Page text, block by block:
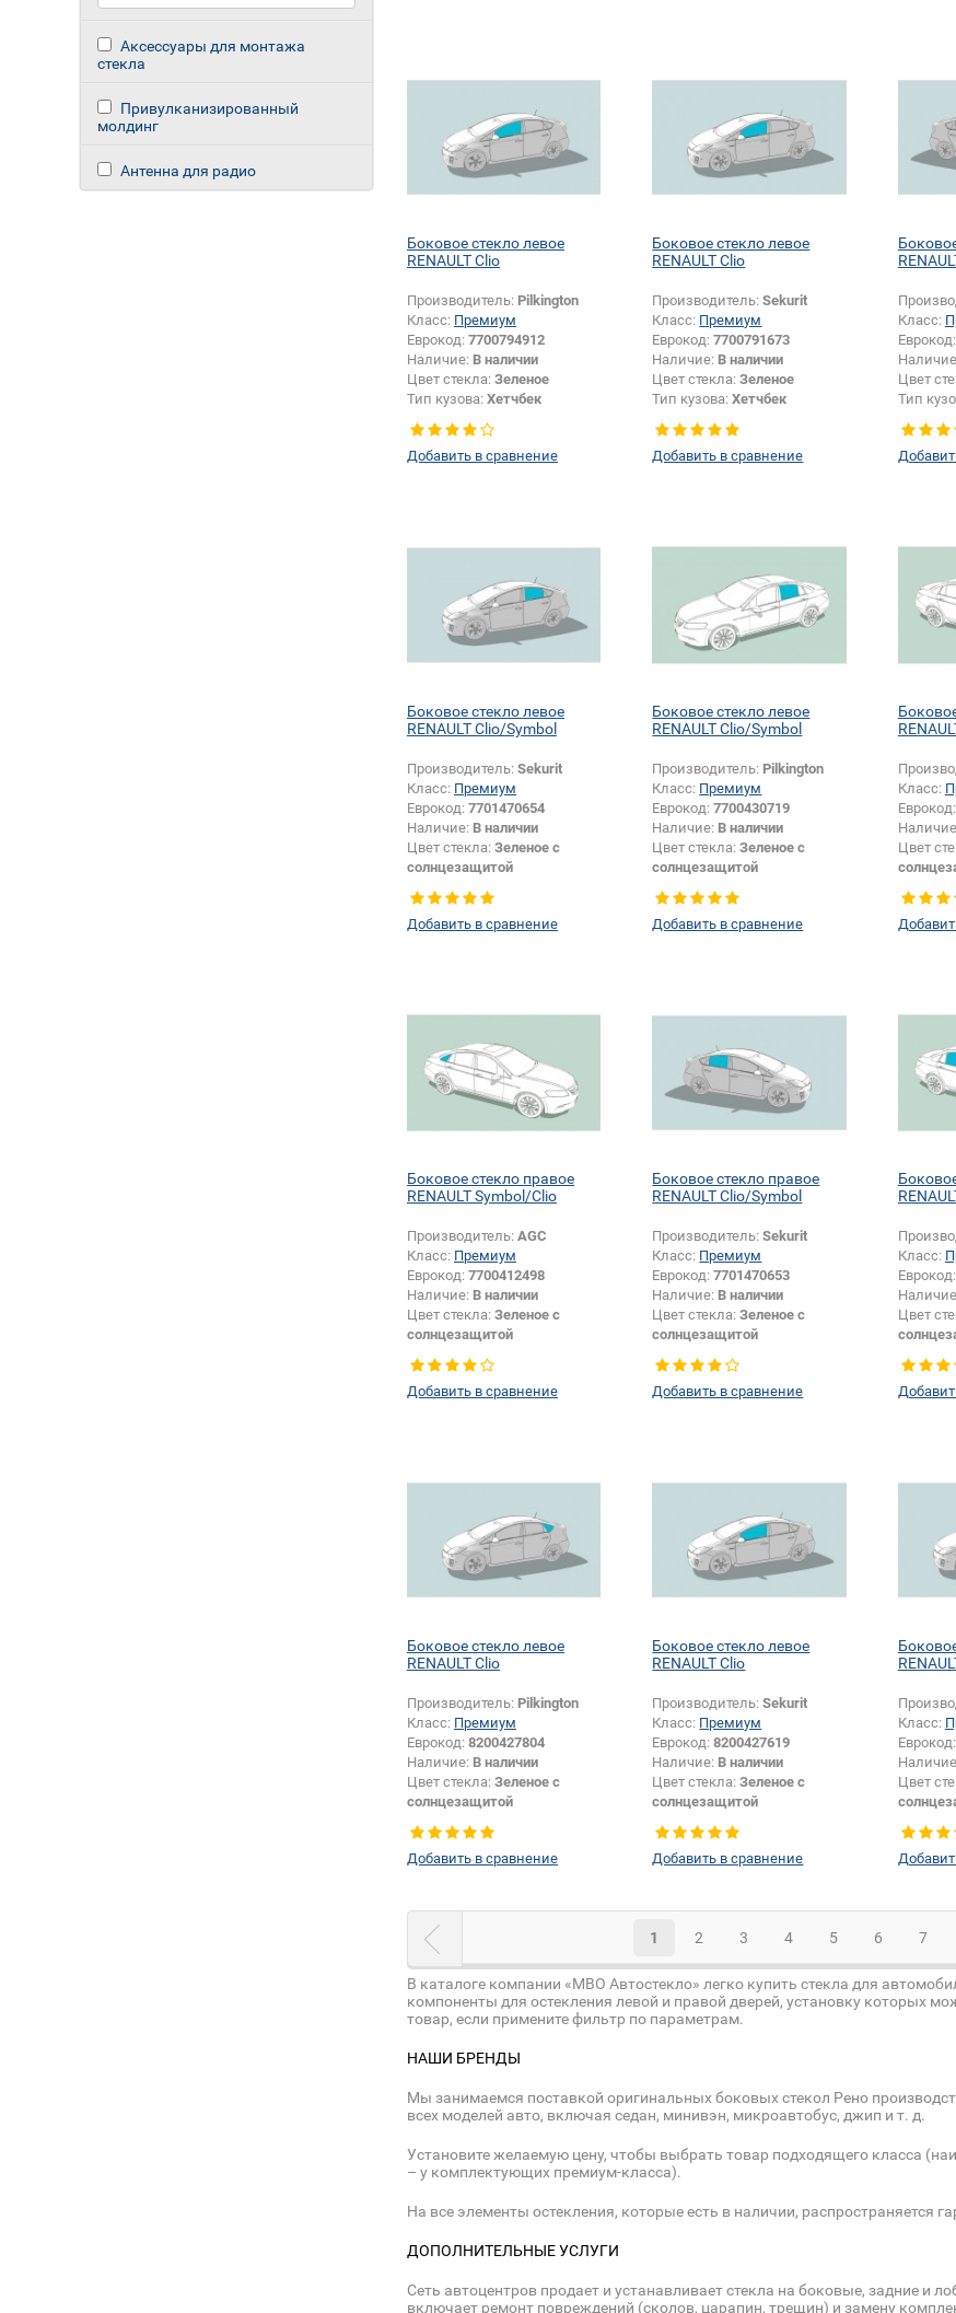
Аксессуары для монтажа
стекла
Привулканизированный
молдинг
Антенна для радио
Боковое стекло левое
RENAULT Clio
Производитель: Pilkington
Класс: Премиум
Еврокод: 7700794912
Наличие: В наличии
Цвет стекла: Зеленое
Тип кузова: Хетчбек
Тип стекла: Боковое стекло
левое
Добавить в сравнение
Боковое стекло левое
RENAULT Clio
Производитель:Sekurit
Класс: Премиум
Еврокод:7700791673
Наличие: В наличии
Цвет стекла:Зеленое
Тип кузова:Хетчбек
Тип стекла:Боковое стекло
левое
Добавить в сравнение
Класс:
Еврокод:
Цвет
Тип
Тип
правое
Боковое стекло левое
RENAULT Clio/Symbol
Производитель: Sekurit
Класс: Премиум
Еврокод: 7701470654
Наличие: В наличии
Цвет стекла: Зеленое с
солнцезащитой
левое
Добавить в сравнение
Боковое стекло левое
RENAULT Clio/Symbol
Производитель: Pilkington
Класс: Премиум
Еврокод:7700430719
Наличие: В наличии
Цвет стекла:Зеленое с
солнцезащитой
левое
Изменение размера:Да
Добавить в сравнение
Класс:
Еврокод:
Цвет
правое
Боковое стекло правое
RENAULT Symbol/Clio
Производитель: AGC
Класс: Премиум
Еврокод: 7700412498
Наличие: В наличии
Цвет стекла: Зеленое с
солнцезащитой
правое
Добавить в сравнение
Боковое стекло правое
RENAULT Clio/Symbol
Производитель:Sekurit
Класс: Премиум
Еврокод:7701470653
Наличие: В наличии
Цвет стекла:Зеленое с
солнцезащитой
правое
Добавить в сравнение
Класс:
Еврокод:
Цвет
правое
Боковое стекло левое
RENAULT Clio
Производитель: Pilkington
Класс: Премиум
Еврокод: 8200427804
Наличие: В наличии
Цвет стекла: Зеленое с
солнцезащитой
левое
Добавить в сравнение
Боковое стекло левое
RENAULT Clio
Производитель:Sekurit
Класс: Премиум
Еврокод:8200427619
Наличие: В наличии
Цвет стекла:Зеленое с
солнцезащитой
левое
Добавить в сравнение
Класс:
Еврокод:
Цвет
левое
1 2 3 4 5 6 7
В каталоге компании «МВО Автостекло» легко купить стекла для
компоненты для остекления левой и правой дверей, установку которых
товар, если примените фильтр по параметрам.
НАШИ БРЕНДЫ
Мы занимаемся поставкой оригинальных боковых стекол Рено
всех моделей авто, включая седан, минивэн, микроавтобус, джип и т. д.
Установите желаемую цену, чтобы выбрать товар подходящего класса
– у комплектующих премиум-класса).
На все элементы остекления, которые есть в наличии, распространяется
ДОПОЛНИТЕЛЬНЫЕ УСЛУГИ
Сеть автоцентров продает и устанавливает стекла на боковые, задние и
включает ремонт повреждений (сколов, царапин, трещин) и замену